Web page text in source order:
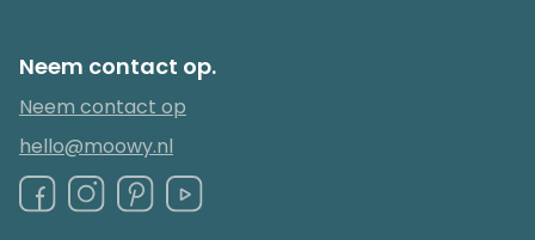
Neem contact op.
Neem contact op
hello@moowy.nl